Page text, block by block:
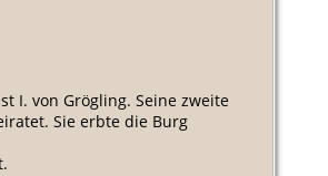
I. von Grögling. Seine zweite
Sie erbte die Burg